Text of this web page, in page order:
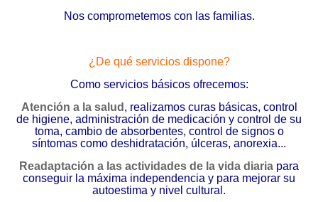
Nos comprometemos con las familias.
¿De qué servicios dispone?
Como servicios básicos ofrecemos:
Atención a la salud , realizamos curas básicas, control
de higiene, administración de medicación y control de su
toma, cambio de absorbentes, control de signos o
síntomas como deshidratación, úlceras, anorexia...
Readaptación a las actividades de la vida diaria para
conseguir la máxima independencia y para mejorar su
autoestima y nivel cultural.